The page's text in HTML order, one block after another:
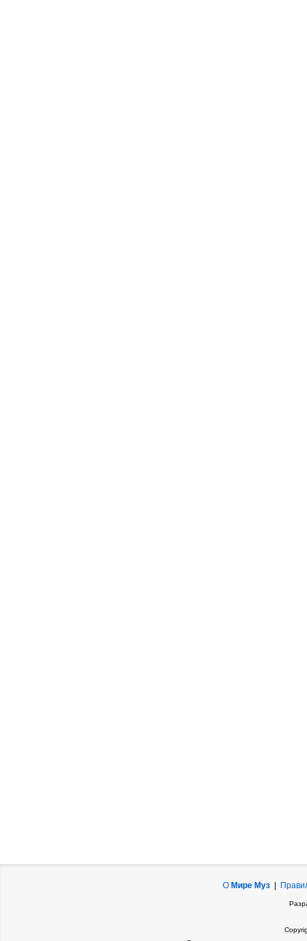
О Мире Муз|